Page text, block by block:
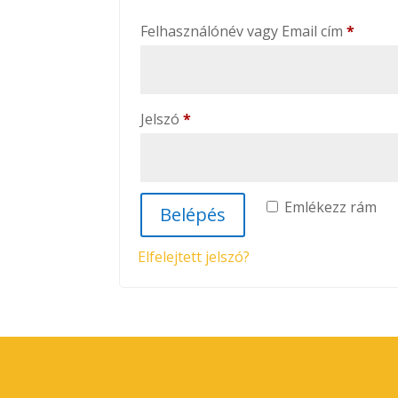
Felhasználónév vagy Email cím*
Jelszó*Kötelező
Emlékezz rám
Belépés
Elfelejtett jelszó?